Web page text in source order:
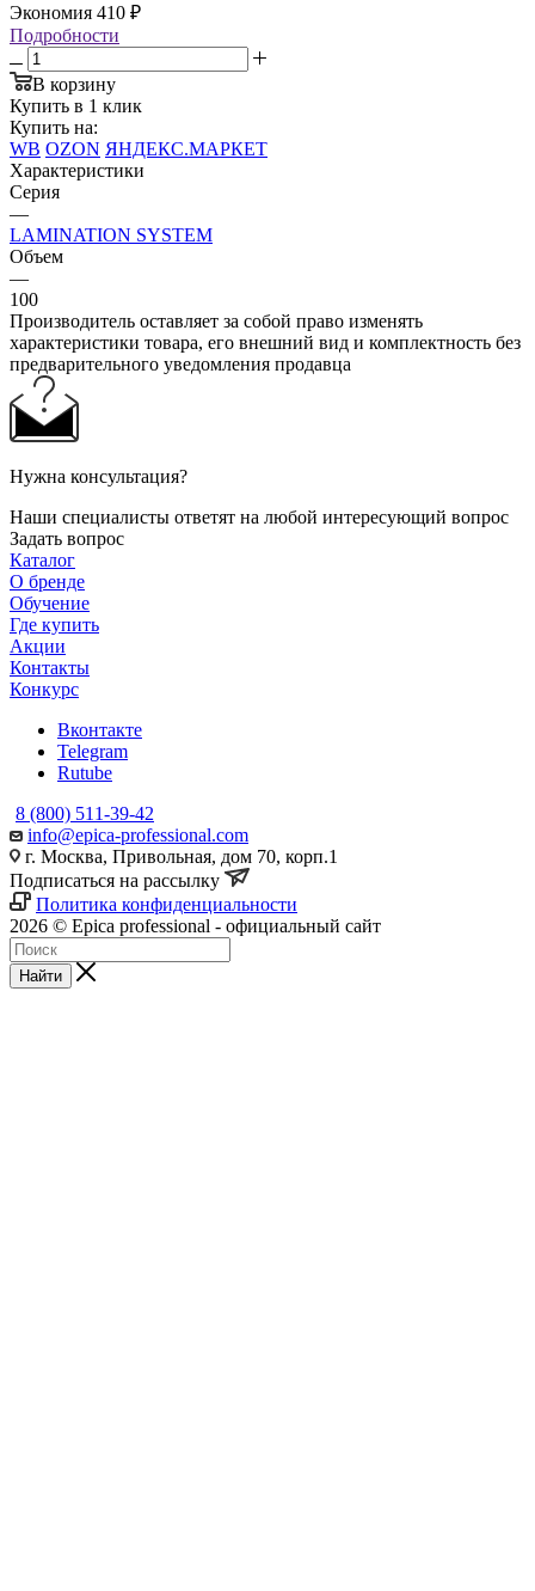
Экономия 410 ₽
Подробности
В корзину
Купить в 1 клик
Купить на:
WB OZON ЯНДЕКС.МАРКЕТ
Характеристики
Серия
—
LAMINATION SYSTEM
Объем
—
100
Производитель оставляет за собой право изменять
характеристики товара, его внешний вид и комплектность без
предварительного уведомления продавца
Нужна консультация?
Наши специалисты ответят на любой интересующий вопрос
Задать вопрос
Каталог
О бренде
Обучение
Где купить
Акции
Контакты
Конкурс
Вконтакте
Telegram
Rutube
8 (800) 511-39-42
info@epica-professional.com
г. Москва, Привольная, дом 70, корп.1
Подписаться на рассылку
Политика конфиденциальности
2026 © Epica professional - официальный сайт
Найти